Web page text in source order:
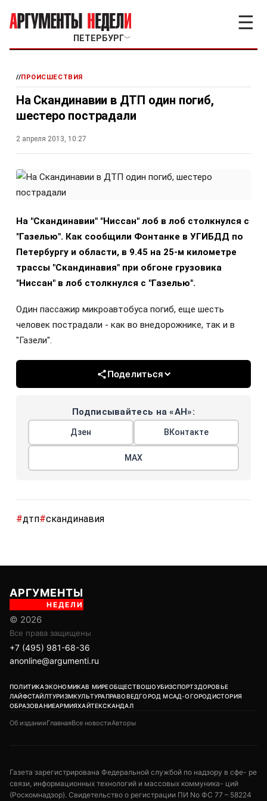
ПЕТЕРБУРГ﹀
☰
//ПРОИСШЕСТВИЯ
На Скандинавии в ДТП один погиб,
шестеро пострадали
2 апреля 2013, 10:27
На "Скандинавии" "Ниссан" лоб в лоб столкнулся с
"Газелью". Как сообщили Фонтанке в УГИБДД по
Петербургу и области, в 9.45 на 25-м километре
трассы "Скандинавия" при обгоне грузовика
"Ниссан" в лоб столкнулся с "Газелью".
Один пассажир микроавтобуса погиб, еще шесть
человек пострадали - как во внедорожнике, так и в
"Газели".
Поделиться
Подписывайтесь на «АН»:
Дзен ВКонтакте
МАХ
#дтп#скандинавия
АРГУМЕНТЫ
НЕДЕЛИ
© 2026
Все права защищены
+7 (495) 981-68-36
anonline@argumenti.ru
ПОЛИТИКАЭКОНОМИКАВ МИРЕОБЩЕСТВОШОУБИЗСПОРТЗДОРОВЬЕ
ЛАЙФСТАЙЛТУРИЗМКУЛЬТУРАПРАВОВЕДГОРОД МСАД-ОГОРОДИСТОРИЯ
ОБРАЗОВАНИЕАРМИЯХАЙТЕКСКАНДАЛ
Об изданииГлавнаяВсе новостиАвторы
Газета зарегистрирована Федеральной службой по надзору в сфе- ре
связи, информационных технологий и массовых коммуника- ций
(Роскомнадзор). Свидетельство о регистрации ПИ No ФС 77 – 58224